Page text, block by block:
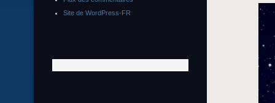
Site de WordPress-FR